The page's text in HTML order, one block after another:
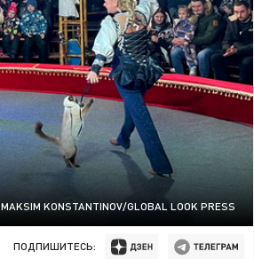
MAKSIM KONSTANTINOV/GLOBAL LOOK PRESS
ПОДПИШИТЕСЬ: